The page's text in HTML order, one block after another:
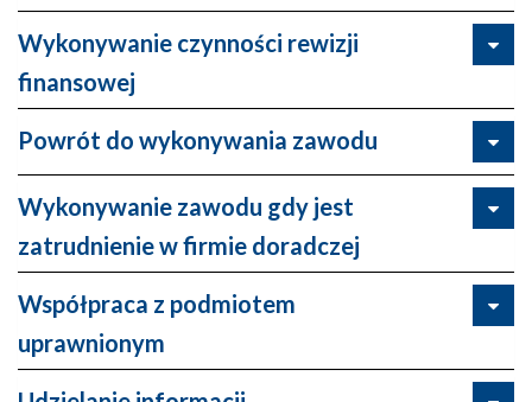
Wykonywanie czynności rewizji
finansowej
Powrót do wykonywania zawodu
Wykonywanie zawodu gdy jest
zatrudnienie w firmie doradczej
Współpraca z podmiotem
uprawnionym